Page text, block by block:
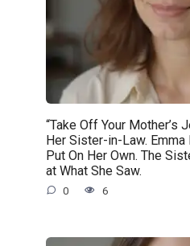
“Take Off Your Mother’s
Her Sister-in-Law. Emma
Put On Her Own. The
at What She Saw.
0 6